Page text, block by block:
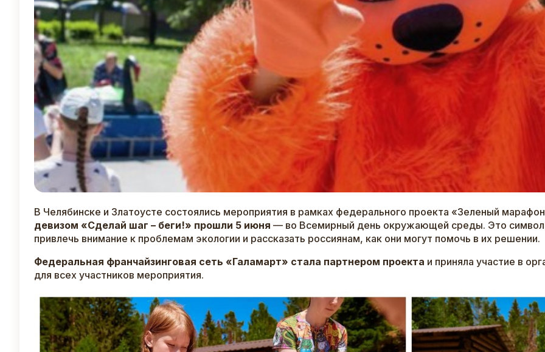
В Челябинске и Златоусте состоялись мероприятия в рамках федерального проекта «Зеленый
девизом «Сделай шаг – беги!» прошли 5 июня — во Всемирный день окружающей среды. Это
привлечь внимание к проблемам экологии и рассказать россиянам, как они могут помочь в их решении.
Федеральная франчайзинговая сеть «Галамарт» стала партнером проекта и приняла участие в
для всех участников мероприятия.